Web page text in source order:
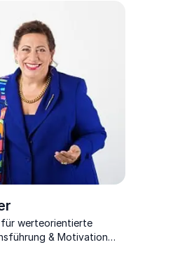
der für
begeistert
werteorientierte
& Motivation